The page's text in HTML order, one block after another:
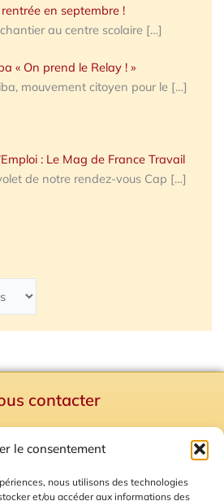
le consentement
nous utilisons des technologies
et/ou accéder aux informations des
en septembre !
au centre scolaire […]
« On prend le Relay ! »
mouvement citoyen pour le […]
: Le Mag de France Travail
de notre rendez-vous Cap […]
contacter
Plan du site